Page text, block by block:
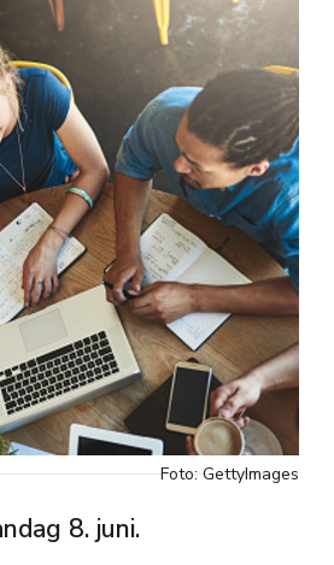
Foto: GettyImages
8. juni.